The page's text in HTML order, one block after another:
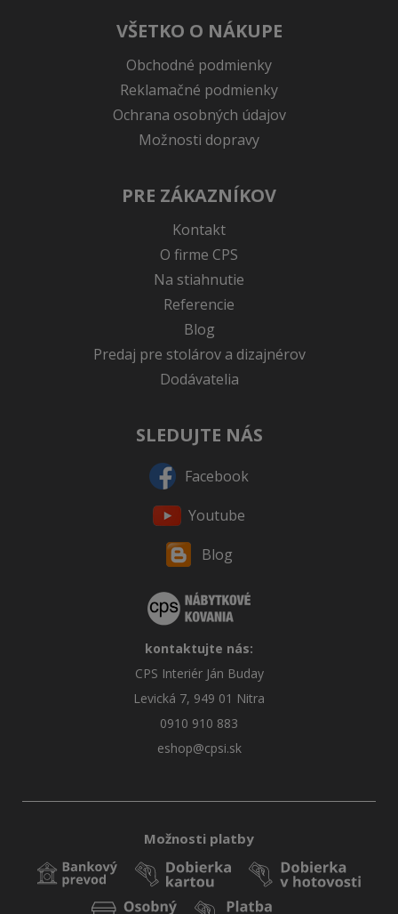
VŠETKO O NÁKUPE
Obchodné podmienky
Reklamačné podmienky
Ochrana osobných údajov
Možnosti dopravy
PRE ZÁKAZNÍKOV
Kontakt
O firme CPS
Na stiahnutie
Referencie
Blog
Predaj pre stolárov a dizajnérov
Dodávatelia
SLEDUJTE NÁS
Facebook
Youtube
Blog
kontaktujte nás:
CPS Interiér Ján Buday
Levická 7, 949 01 Nitra
0910 910 883
eshop@cpsi.sk
Možnosti platby